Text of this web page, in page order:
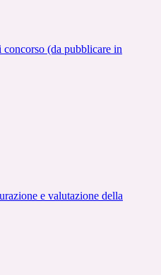
concorso (da pubblicare in
e valutazione della